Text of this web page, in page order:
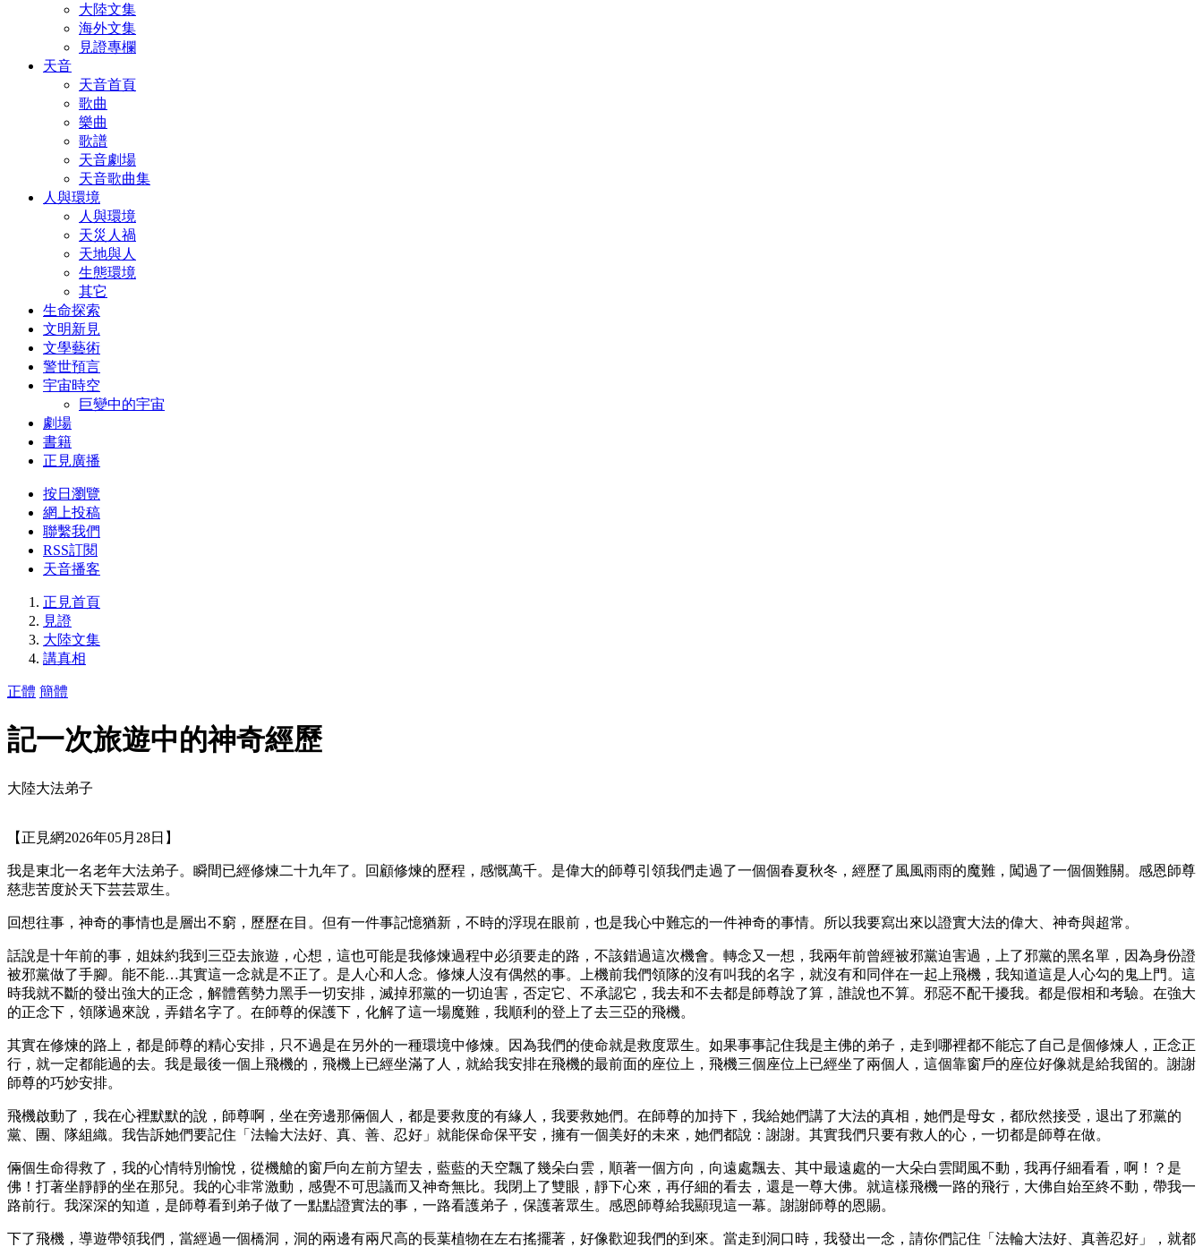
大陸文集
海外文集
見證專欄
天音
天音首頁
歌曲
樂曲
歌譜
天音劇場
天音歌曲集
人與環境
人與環境
天災人禍
天地與人
生態環境
其它
生命探索
文明新見
文學藝術
警世預言
宇宙時空
巨變中的宇宙
劇場
書籍
正見廣播
按日瀏覽
網上投稿
聯繫我們
RSS訂閱
天音播客
正見首頁
見證
大陸文集
講真相
正體 簡體
記一次旅遊中的神奇經歷
大陸大法弟子
【正見網2026年05月28日】
我是東北一名老年大法弟子。瞬間已經修煉二十九年了。回顧修煉的歷程，感慨萬千。是偉大的師尊引領我們走過了一個個春夏秋冬，經歷了風風雨雨的魔難，闖過了一個個難關。感恩師尊
慈悲苦度於天下芸芸眾生。
回想往事，神奇的事情也是層出不窮，歷歷在目。但有一件事記憶猶新，不時的浮現在眼前，也是我心中難忘的一件神奇的事情。所以我要寫出來以證實大法的偉大、神奇與超常。
話說是十年前的事，姐妹約我到三亞去旅遊，心想，這也可能是我修煉過程中必須要走的路，不該錯過這次機會。轉念又一想，我兩年前曾經被邪黨迫害過，上了邪黨的黑名單，因為身份證
被邪黨做了手腳。能不能…其實這一念就是不正了。是人心和人念。修煉人沒有偶然的事。上機前我們領隊的沒有叫我的名字，就沒有和同伴在一起上飛機，我知道這是人心勾的鬼上門。這
時我就不斷的發出強大的正念，解體舊勢力黑手一切安排，滅掉邪黨的一切迫害，否定它、不承認它，我去和不去都是師尊說了算，誰說也不算。邪惡不配干擾我。都是假相和考驗。在強大
的正念下，領隊過來說，弄錯名字了。在師尊的保護下，化解了這一場魔難，我順利的登上了去三亞的飛機。
其實在修煉的路上，都是師尊的精心安排，只不過是在另外的一種環境中修煉。因為我們的使命就是救度眾生。如果事事記住我是主佛的弟子，走到哪裡都不能忘了自己是個修煉人，正念正
行，就一定都能過的去。我是最後一個上飛機的，飛機上已經坐滿了人，就給我安排在飛機的最前面的座位上，飛機三個座位上已經坐了兩個人，這個靠窗戶的座位好像就是給我留的。謝謝
師尊的巧妙安排。
飛機啟動了，我在心裡默默的說，師尊啊，坐在旁邊那倆個人，都是要救度的有緣人，我要救她們。在師尊的加持下，我給她們講了大法的真相，她們是母女，都欣然接受，退出了邪黨的
黨、團、隊組織。我告訴她們要記住「法輪大法好、真、善、忍好」就能保命保平安，擁有一個美好的未來，她們都說：謝謝。其實我們只要有救人的心，一切都是師尊在做。
倆個生命得救了，我的心情特別愉悅，從機艙的窗戶向左前方望去，藍藍的天空飄了幾朵白雲，順著一個方向，向遠處飄去、其中最遠處的一大朵白雲聞風不動，我再仔細看看，啊！？是
佛！打著坐靜靜的坐在那兒。我的心非常激動，感覺不可思議而又神奇無比。我閉上了雙眼，靜下心來，再仔細的看去，還是一尊大佛。就這樣飛機一路的飛行，大佛自始至終不動，帶我一
路前行。我深深的知道，是師尊看到弟子做了一點點證實法的事，一路看護弟子，保護著眾生。感恩師尊給我顯現這一幕。謝謝師尊的恩賜。
下了飛機，導遊帶領我們，當經過一個橋洞，洞的兩邊有兩尺高的長葉植物在左右搖擺著，好像歡迎我們的到來。當走到洞口時，我發出一念，請你們記住「法輪大法好、真善忍好」，就都